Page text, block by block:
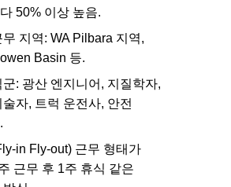
50% 이상 높음.
무 지역: WA Pilbara 지역,
Basin 등.
: 광산 엔지니어, 지질학자,
술자, 트럭 운전사, 안전
in Fly-out)근무 형태가
근무 후 1주 휴식 같은